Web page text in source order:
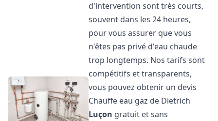
d'intervention sont très courts,
souvent dans les 24 heures,
pour vous assurer que vous
n'êtes pas privé d'eau chaude
trop longtemps. Nos tarifs sont
compétitifs et transparents,
vous pouvez obtenir un devis
Chauffe eau gaz de Dietrich
Luçon gratuit et sans